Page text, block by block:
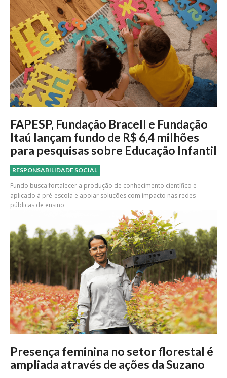
FAPESP, Fundação Bracell e Fundação
Itaú lançam fundo de R$ 6,4 milhões
para pesquisas sobre Educação Infantil
RESPONSABILIDADE SOCIAL
Fundo busca fortalecer a produção de conhecimento científico e
aplicado à pré-escola e apoiar soluções com impacto nas redes
públicas de ensino
Presença feminina no setor florestal é
ampliada através de ações da Suzano